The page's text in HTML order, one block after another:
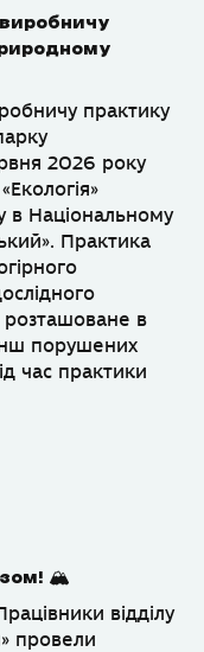
практику
2026 року
в Національному
Практика
розташоване в
порушених
час практики
🏔
відділу
провели